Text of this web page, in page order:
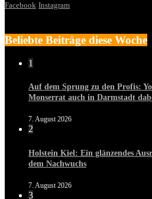
Facebook Instagram
Beliebte Beiträge diese Woche
1
Auf dem Sprung zu den Profis:
Monserrat auch in Darmstadt
7. August 2026
2
Holstein Kiel: Ein glänzendes
dem Nachwuchs
7. August 2026
3